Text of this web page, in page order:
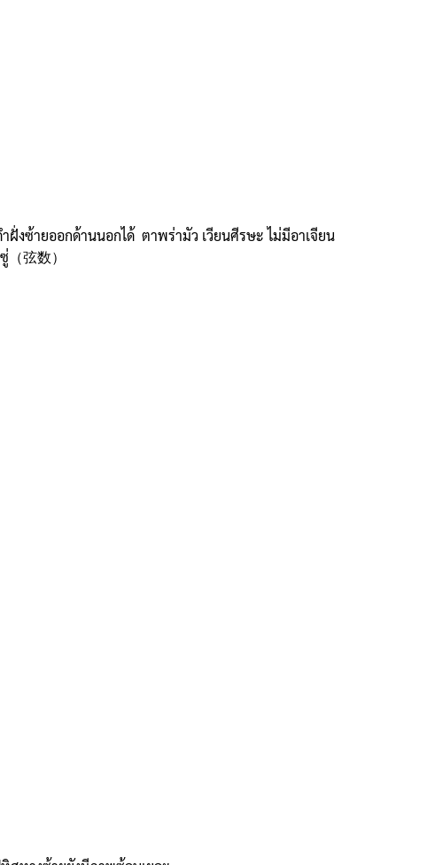
ฝั่งซ้ายออกด้านนอกได้ ตาพร่ามัว เวียนศีรษะ ไม่มีอาเจียน
弦数）